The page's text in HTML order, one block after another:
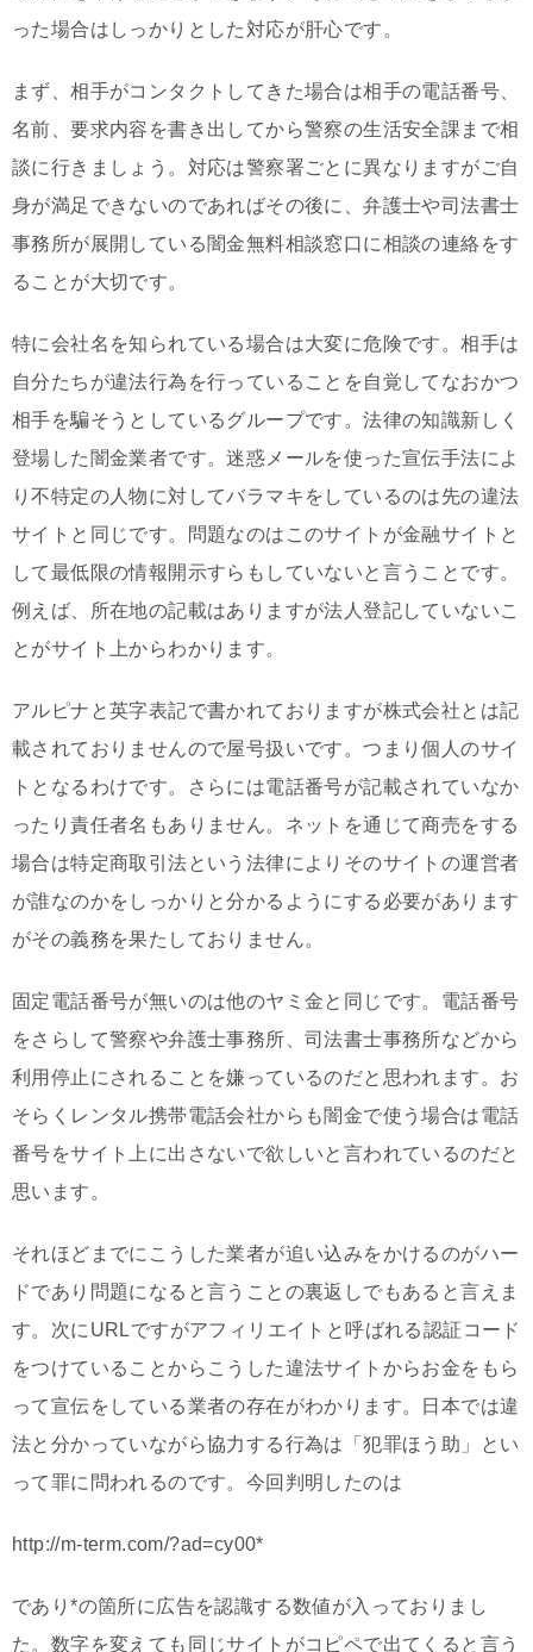
った場合はしっかりとした対応が肝心です。
まず、相手がコンタクトしてきた場合は相手の電話番号、
名前、要求内容を書き出してから警察の生活安全課まで相
談に行きましょう。対応は警察署ごとに異なりますがご自
身が満足できないのであればその後に、弁護士や司法書士
事務所が展開している闇金無料相談窓口に相談の連絡をす
ることが大切です。
特に会社名を知られている場合は大変に危険です。相手は
自分たちが違法行為を行っていることを自覚してなおかつ
相手を騙そうとしているグループです。法律の知識新しく
登場した闇金業者です。迷惑メールを使った宣伝手法によ
り不特定の人物に対してバラマキをしているのは先の違法
サイトと同じです。問題なのはこのサイトが金融サイトと
して最低限の情報開示すらもしていないと言うことです。
例えば、所在地の記載はありますが法人登記していないこ
とがサイト上からわかります。
アルピナと英字表記で書かれておりますが株式会社とは記
載されておりませんので屋号扱いです。つまり個人のサイ
トとなるわけです。さらには電話番号が記載されていなか
ったり責任者名もありません。ネットを通じて商売をする
場合は特定商取引法という法律によりそのサイトの運営者
が誰なのかをしっかりと分かるようにする必要があります
がその義務を果たしておりません。
固定電話番号が無いのは他のヤミ金と同じです。電話番号
をさらして警察や弁護士事務所、司法書士事務所などから
利用停止にされることを嫌っているのだと思われます。お
そらくレンタル携帯電話会社からも闇金で使う場合は電話
番号をサイト上に出さないで欲しいと言われているのだと
思います。
それほどまでにこうした業者が追い込みをかけるのがハー
ドであり問題になると言うことの裏返しでもあると言えま
す。次にURLですがアフィリエイトと呼ばれる認証コード
をつけていることからこうした違法サイトからお金をもら
って宣伝をしている業者の存在がわかります。日本では違
法と分かっていながら協力する行為は「犯罪ほう助」とい
って罪に問われるのです。今回判明したのは
http://m-term.com/?ad=cy00*
であり*の箇所に広告を認識する数値が入っておりまし
た。数字を変えても同じサイトがコピペで出てくると言う